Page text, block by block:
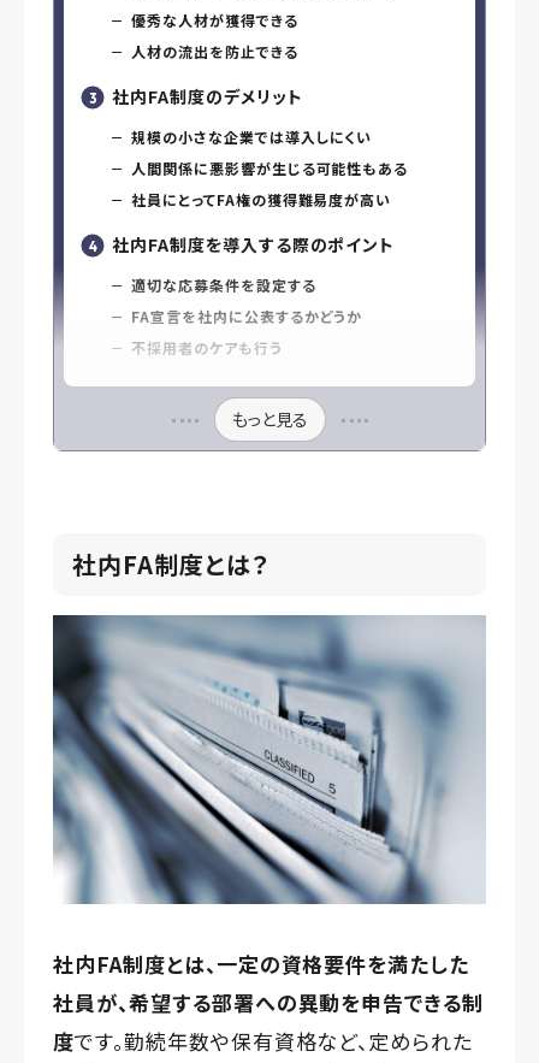
優秀な人材が獲得できる
人材の流出を防止できる
社内FA制度のデメリット
規模の小さな企業では導入しにくい
人間関係に悪影響が生じる可能性もある
社員にとってFA権の獲得難易度が高い
社内FA制度を導入する際のポイント
適切な応募条件を設定する
FA宣言を社内に公表するかどうか
不採用者のケアも行う
もっと見る
社内FA制度とは？
社内FA制度とは、一定の資格要件を満たした
社員が、希望する部署への異動を申告できる制
度です。勤続年数や保有資格など、定められた